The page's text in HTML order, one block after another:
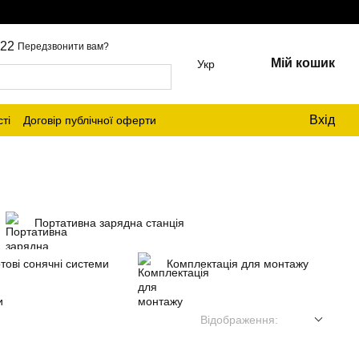
Передзвонити вам?
Укр Мій кошик
Договір публічної оферти Вхід
Портативна зарядна станція
сонячні системи Комплектація для монтажу
Відображення: